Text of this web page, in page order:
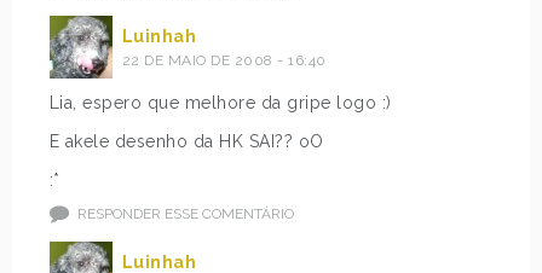
Luinhah
22 DE MAIO DE 2008 - 16:40
Lia, espero que melhore da gripe logo :)
E akele desenho da HK SAI?? oO
:*
RESPONDER ESSE COMENTÁRIO
Luinhah